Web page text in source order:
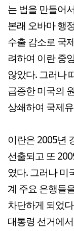
는 법을 만들어
본래 오바마 행
수출 감소로 국
려하여 이란 중
않았다. 그러나
급증한 미국의
상쇄하여 국제
이란은 2005년
선출되고 또
였다. 그러나 미
계 주요 은행들
차단하게 되었
대통령 선거에